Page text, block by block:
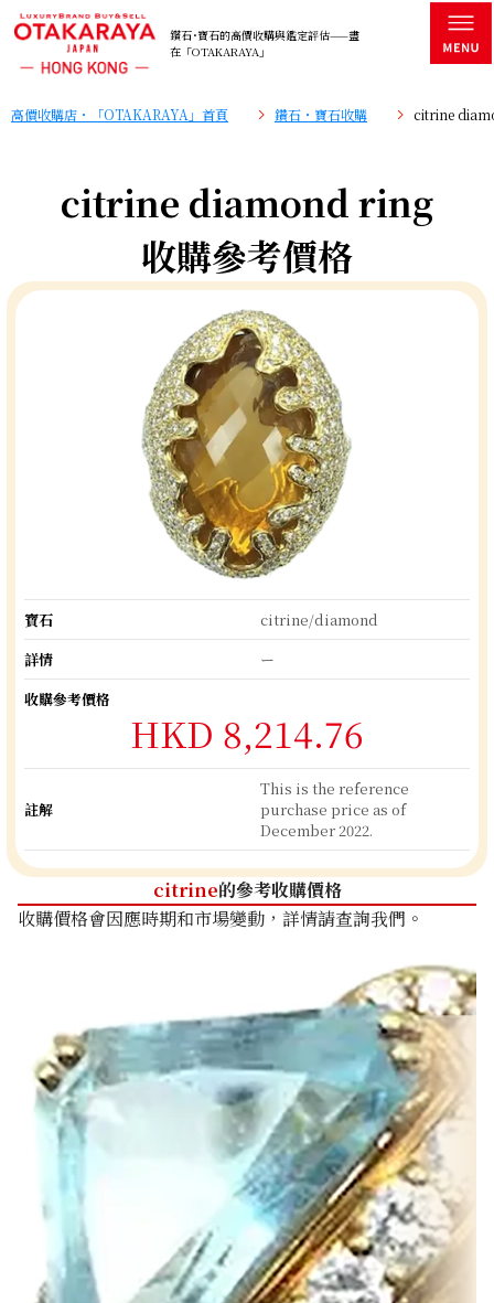
鑽石･寶石的高價收購與鑑定評估——盡
在「OTAKARAYA」
高價收購店・「OTAKARAYA」首頁 鑽石・寶石收購 citrine
citrine diamond ring
收購參考價格
寶石
citrine/diamond
詳情
ー
收購參考價格
HKD 8,214.76
註解
This is the reference
purchase price as of
December 2022.
citrine的參考收購價格
收購價格會因應時期和市場變動，詳情請查詢我們。